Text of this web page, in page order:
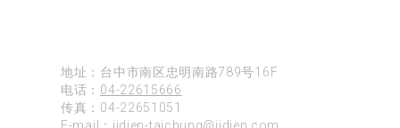
地址：台中市南区忠明南路789号16F
电话： 04-22615666
传真：04-22651051